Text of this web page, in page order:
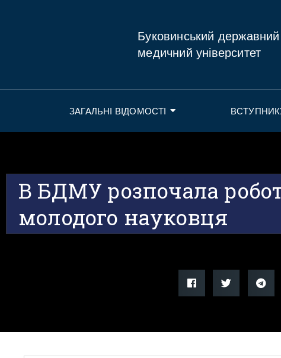
Буковинський державний
медичний університет
ЗАГАЛЬНІ ВІДОМОСТІ
В БДМУ розпочала
молодого науковця